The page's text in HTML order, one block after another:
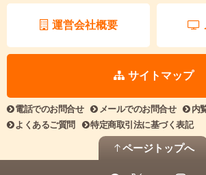
運営会社概要
サイトマップ
電話でのお問合せ メールでのお問合せ 内
よくあるご質問
特定商取引法に基づく表記
ページトップへ